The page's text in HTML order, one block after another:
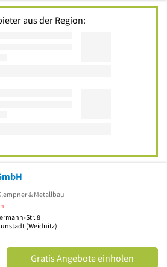
aus der Region:
& Metallbau
Str. 8
(Weidnitz)
Gratis Angebote einholen